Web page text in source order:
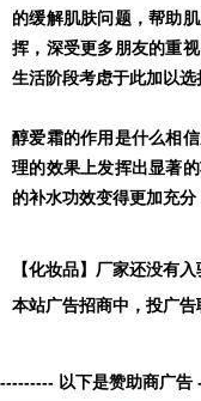
的缓解肌肤问题，帮助
挥，深受更多朋友的重
生活阶段考虑于此加以选
醇爱霜的作用是什么相
理的效果上发挥出显著
的补水功效变得更加充分
【化妆品】厂家还没有
本站广告招商中，投广告
--------- 以下是赞助商广告